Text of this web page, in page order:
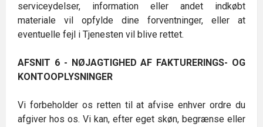
serviceydelser, information eller andet indkøbt
materiale vil opfylde dine forventninger, eller at
eventuelle fejl i Tjenesten vil blive rettet.
AFSNIT 6 - NØJAGTIGHED AF FAKTURERINGS- OG
KONTOOPLYSNINGER
Vi forbeholder os retten til at afvise enhver ordre du
afgiver hos os. Vi kan, efter eget skøn, begrænse eller